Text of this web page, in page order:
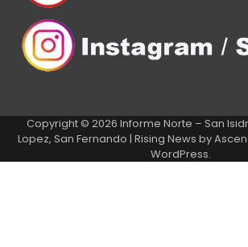
Copyright © 2026 Informe Norte – San
Lopez, San Fernando | Rising News by
WordPress.